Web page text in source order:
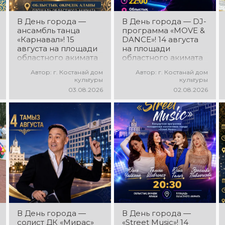
В День города —
ансамбль танца
«Карнавал»! 15
августа на площади
областного акимата
концертная
ансамбля танца
«Карнавал»!
ансамбля — Шамиль
Фахрутдинов. Вас
ждут зрелищные
хореографические
постановки, яркие
образы,
зажигательные
ритмы и
праздничное
настроение!
Автор: г. Костанай дом
культуры
03.08.2026
В День города — DJ-
программа «MOVE &
DANCE»! 14 августа
на площади
областного акимата
праздничная DJ-
программа! Вас ждут
современные
музыкальные хиты,
зажигательные
ритмы, мощная
энергия и яркие
эмоции!
Автор: г. Костанай дом
культуры
02.08.2026
В День города —
солист ДК «Мирас»
В День города —
«Street Music»! 14